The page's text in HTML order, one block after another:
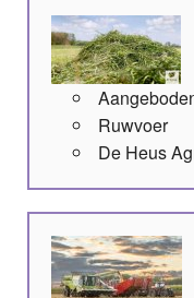
Ruwvoer
De Heus